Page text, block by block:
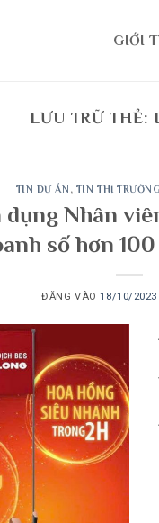
GIỚI
LƯU TRỮ THẺ:
TIN DỰ ÁN , TIN THỊ
Nhân
số hơn
ĐĂNG VÀO18/10/2023